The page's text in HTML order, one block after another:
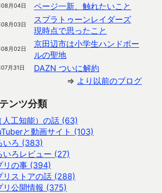
月04日 ページ一新、触れたいこと
月03日
スプラトゥーンレイダーズ
現時点で思ったこと
月02日
京田辺市は小学生ハンドボー
ルの聖地
月31日
DAZN ついに解約
⇒ より以前のブログ
ンツ分類
人工知能）の話 (63)
と動画サイト (103)
いろ (383)
いろレビュー (27)
リの事 (394)
リストアの話 (288)
リ公開情報 (375)